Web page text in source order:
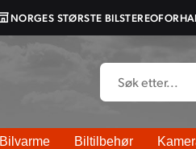
NORGES STØRSTE
Bilvarme Biltilbehør